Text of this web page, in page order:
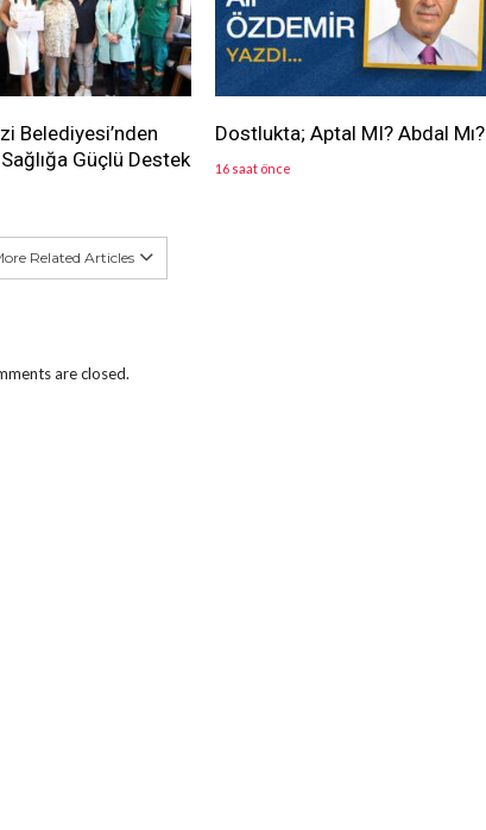
Belediyesi’nden
Güçlü Destek
Dostlukta; Aptal MI? Abdal Mı?
16 saat önce
Related Articles
are closed.